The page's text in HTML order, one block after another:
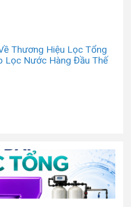
Thương Hiệu Lọc Tổng
Lọc Nước Hàng Đầu Thế